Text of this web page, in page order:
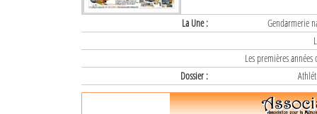
La Une :
Gendarmerie
Les premières
Dossier :